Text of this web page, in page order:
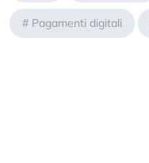
# Pagamenti digitali